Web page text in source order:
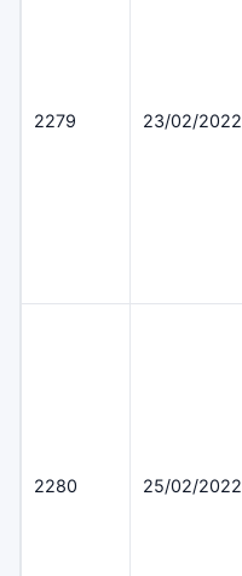
2279 23/02/2022
2280 25/02/2022